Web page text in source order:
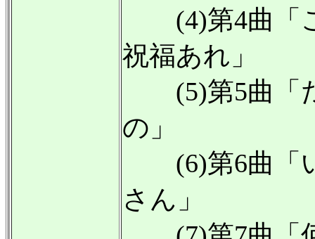
(4)第4曲「
祝福あれ」
(5)第5曲「
の」
(6)第6曲「
さん」